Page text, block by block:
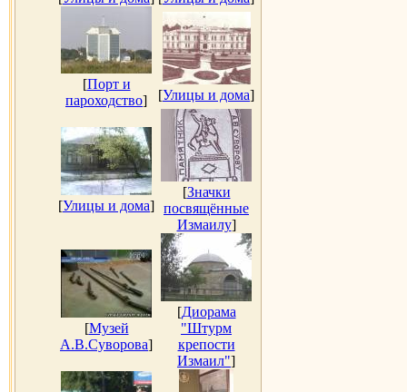
[Порт и
пароходство] [Улицы и дома]
[Улицы и дома]
[Значки
посвящённые
Измаилу]
[Музей
А.В.Суворова]
[Диорама
"Штурм
крепости
Измаил"]